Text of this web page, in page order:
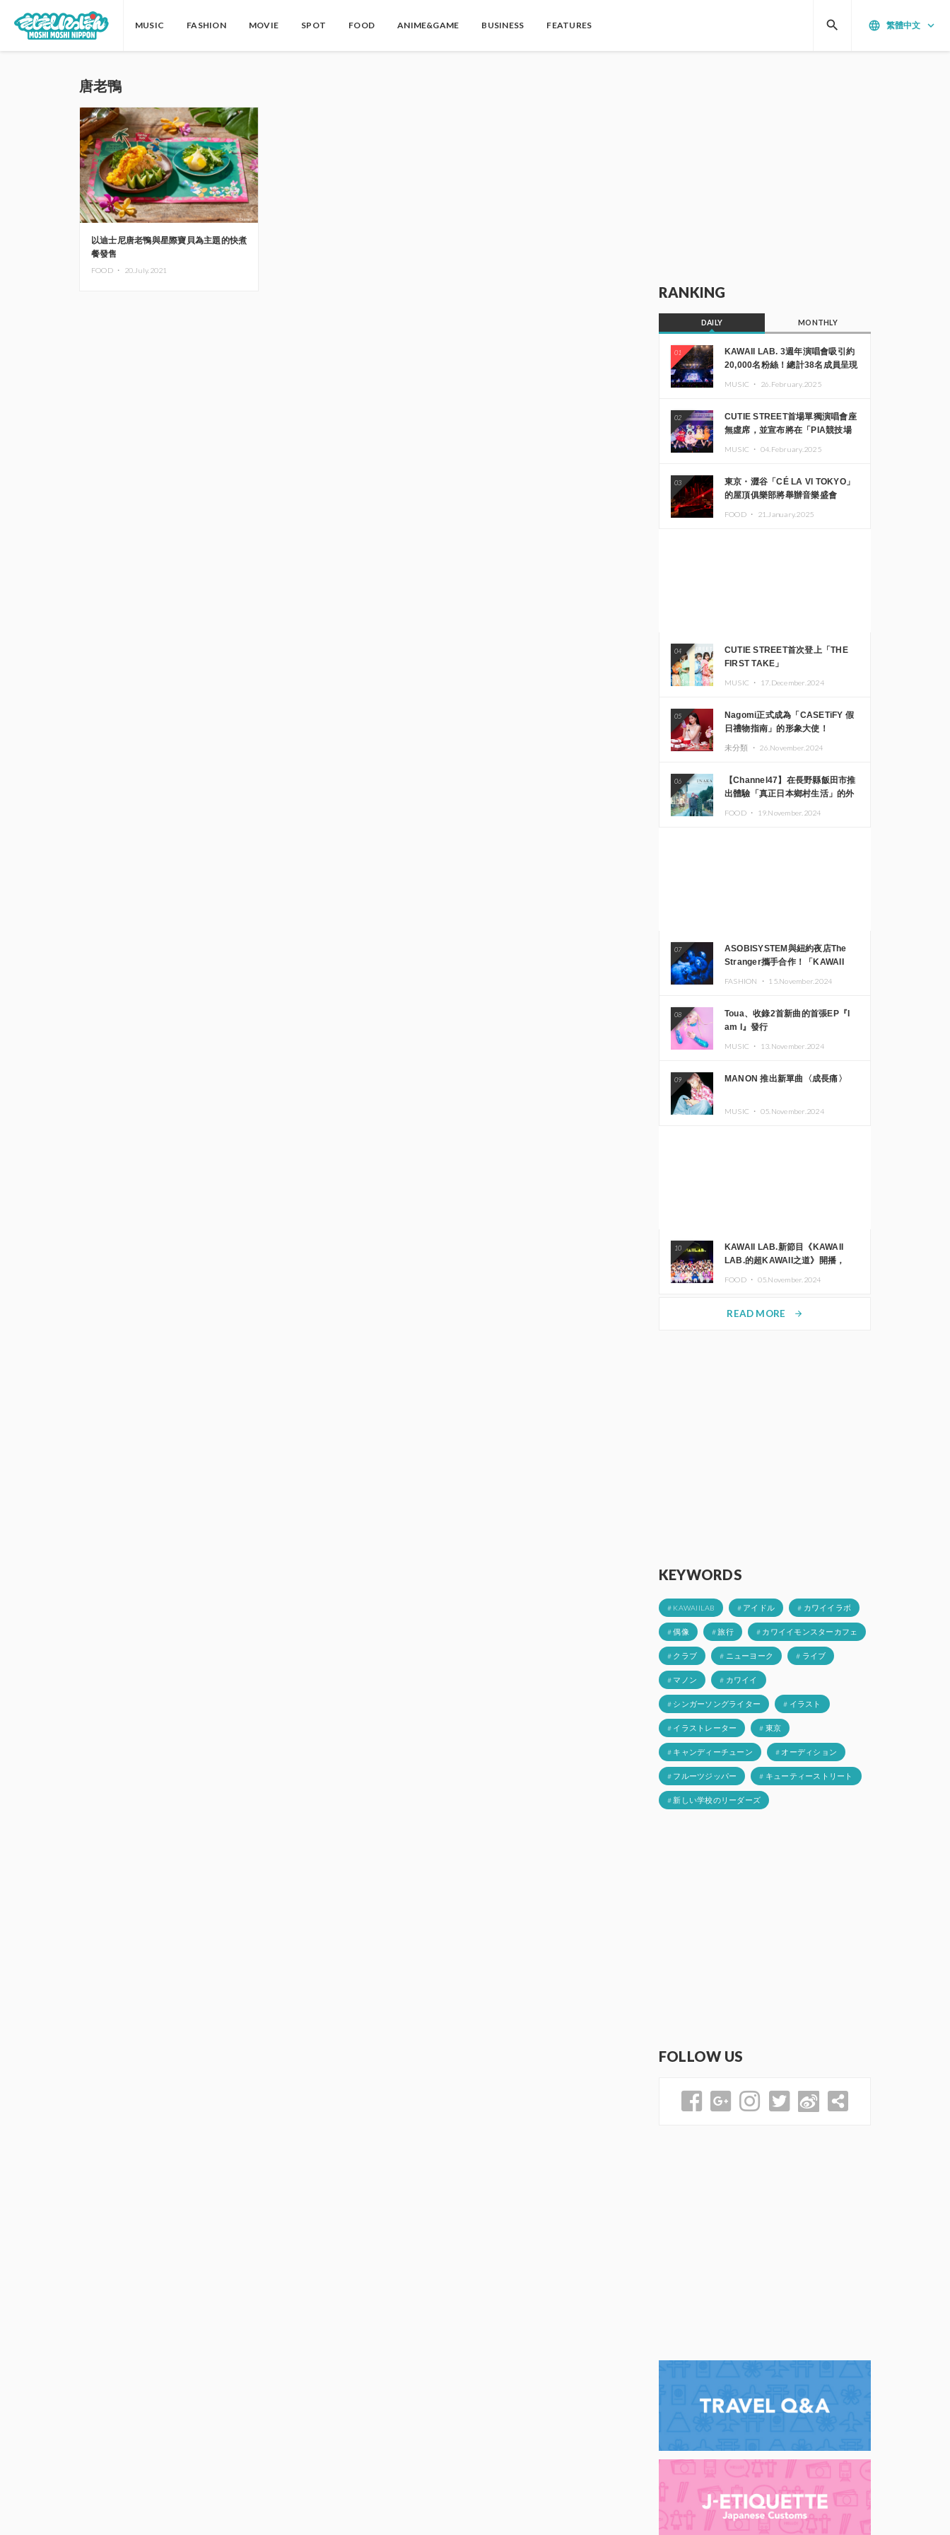
MUSIC FASHION MOVIE SPOT FOOD ANIME&GAME BUSINESS FEATURES language 繁體中文 keyboard_arrow_down
search
唐老鴨
以迪士尼唐老鴨與星際寶貝為主題的快煮
餐發售
FOOD ・ 20.July.2021
RANKING
DAILY MONTHLY
01
KAWAII LAB. 3週年演唱會吸引約
20,000名粉絲！總計38名成員呈現
MUSIC ・ 26.February.2025
02
CUTIE STREET首場單獨演唱會座
無虛席，並宣布將在「PIA競技場
MUSIC ・ 04.February.2025
03
東京・澀谷「CÉ LA VI TOKYO」
的屋頂俱樂部將舉辦音樂盛會
FOOD ・ 21.January.2025
04
CUTIE STREET首次登上「THE
FIRST TAKE」
MUSIC ・ 17.December.2024
05
Nagomi正式成為「CASETiFY 假
日禮物指南」的形象大使！
未分類 ・ 26.November.2024
06
【Channel47】在長野縣飯田市推
出體驗「真正日本鄉村生活」的外
FOOD ・ 19.November.2024
07
ASOBISYSTEM與紐約夜店The
Stranger攜手合作！「KAWAII
FASHION ・ 15.November.2024
08
Toua、收錄2首新曲的首張EP『I
am I』發行
MUSIC ・ 13.November.2024
09 MANON 推出新單曲〈成長痛〉
MUSIC ・ 05.November.2024
10
KAWAII LAB.新節目《KAWAII
LAB.的超KAWAII之道》開播，
FOOD ・ 05.November.2024
READ MORE arrow_forward
KEYWORDS
# KAWAIILAB # アイドル # カワイイラボ
# 偶像 # 旅行 # カワイイモンスターカフェ
# クラブ # ニューヨーク # ライブ
# マノン # カワイイ
# シンガーソングライター # イラスト
# イラストレーター # 東京
# キャンディーチューン # オーディション
# フルーツジッパー # キューティーストリート
# 新しい学校のリーダーズ
FOLLOW US